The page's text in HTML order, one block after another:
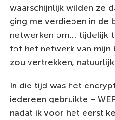
waarschijnlijk wilden ze
ging me verdiepen in de
netwerken om… tijdelijk
tot het netwerk van mijn
zou vertrekken, natuurlijk.
In die tijd was het
iedereen gebruikte –
nadat ik voor het eerst